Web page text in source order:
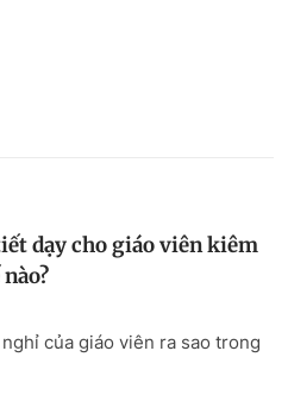
dạy cho giáo viên kiêm
của giáo viên ra sao trong